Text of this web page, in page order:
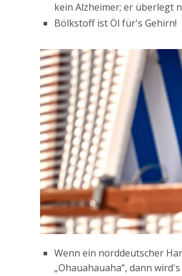
kein Alzheimer; er überlegt
Bölkstoff ist Öl für's Gehirn!
Wenn ein norddeutscher
„Ohauahauaha“, dann